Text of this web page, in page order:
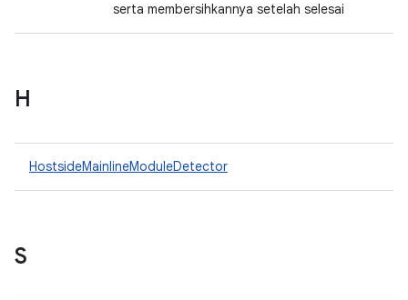
serta membersihkannya setelah selesai
H
HostsideMainlineModuleDetector
S